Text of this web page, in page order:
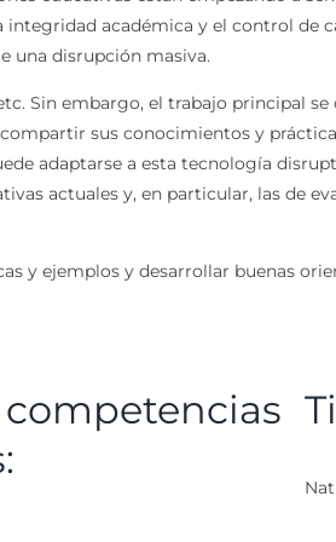
académica y el control de
una disrupción masiva.
Sin embargo, el trabajo principal
sus conocimientos y
adaptarse a esta tecnología
actuales y, en particular, las de
y ejemplos y desarrollar buenas
competencias